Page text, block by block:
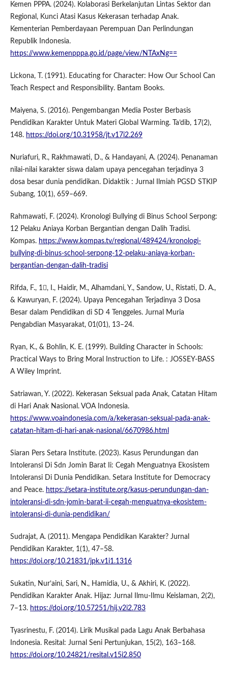
Kemen PPPA. (2024). Kolaborasi Berkelanjutan Lintas Sektor dan
Regional, Kunci Atasi Kasus Kekerasan terhadap Anak.
Kementerian Pemberdayaan Perempuan Dan Perlindungan
Republik Indonesia.
https://www.kemenpppa.go.id/page/view/NTAxNg==
Lickona, T. (1991). Educating for Character: How Our School Can
Teach Respect and Responsibility. Bantam Books.
Maiyena, S. (2016). Pengembangan Media Poster Berbasis
Pendidikan Karakter Untuk Materi Global Warming. Ta’dib, 17(2),
148. https://doi.org/10.31958/jt.v17i2.269
Nuriafuri, R., Rakhmawati, D., & Handayani, A. (2024). Penanaman
nilai-nilai karakter siswa dalam upaya pencegahan terjadinya 3
dosa besar dunia pendidikan. Didaktik : Jurnal Ilmiah PGSD STKIP
Subang, 10(1), 659–669.
Rahmawati, F. (2024). Kronologi Bullying di Binus School Serpong:
12 Pelaku Aniaya Korban Bergantian dengan Dalih Tradisi.
Kompas. https://www.kompas.tv/regional/489424/kronologi-
bullying-di-binus-school-serpong-12-pelaku-aniaya-korban-
bergantian-dengan-dalih-tradisi
Rifda, F., 1, I., Haidir, M., Alhamdani, Y., Sandow, U., Ristati, D. A.,
& Kawuryan, F. (2024). Upaya Pencegahan Terjadinya 3 Dosa
Besar dalam Pendidikan di SD 4 Tenggeles. Jurnal Muria
Pengabdian Masyarakat, 01(01), 13–24.
Ryan, K., & Bohlin, K. E. (1999). Building Character in Schools:
Practical Ways to Bring Moral Instruction to Life. : JOSSEY-BASS
A Wiley Imprint.
Satriawan, Y. (2022). Kekerasan Seksual pada Anak, Catatan Hitam
di Hari Anak Nasional. VOA Indonesia.
https://www.voaindonesia.com/a/kekerasan-seksual-pada-anak-
catatan-hitam-di-hari-anak-nasional/6670986.html
Siaran Pers Setara Institute. (2023). Kasus Perundungan dan
Intoleransi Di Sdn Jomin Barat Ii: Cegah Menguatnya Ekosistem
Intoleransi Di Dunia Pendidikan. Setara Institute for Democracy
and Peace. https://setara-institute.org/kasus-perundungan-dan-
intoleransi-di-sdn-jomin-barat-ii-cegah-menguatnya-ekosistem-
intoleransi-di-dunia-pendidikan/
Sudrajat, A. (2011). Mengapa Pendidikan Karakter? Jurnal
Pendidikan Karakter, 1(1), 47–58.
https://doi.org/10.21831/jpk.v1i1.1316
Sukatin, Nur’aini, Sari, N., Hamidia, U., & Akhiri, K. (2022).
Pendidikan Karakter Anak. Hijaz: Jurnal Ilmu-Ilmu Keislaman, 2(2),
7–13. https://doi.org/10.57251/hij.v2i2.783
Tyasrinestu, F. (2014). Lirik Musikal pada Lagu Anak Berbahasa
Indonesia. Resital: Jurnal Seni Pertunjukan, 15(2), 163–168.
https://doi.org/10.24821/resital.v15i2.850